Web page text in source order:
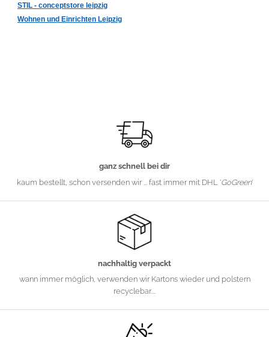
STIL - conceptstore leipzig
Wohnen und Einrichten Leipzig
ganz schnell bei dir
kaum bestellt, schon versenden wir ... fast immer mit DHL 'GoGreen'
nachhaltig verpackt
wann immer möglich, verwenden wir Kartons wieder und polstern
recyclebar....